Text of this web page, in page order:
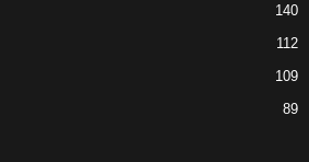
140
112
109
89